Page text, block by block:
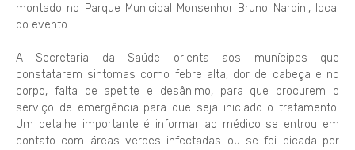
montado no Parque Municipal Monsenhor Bruno Nardini, local
do evento.
A Secretaria da Saúde orienta aos munícipes que
constatarem sintomas como febre alta, dor de cabeça e no
corpo, falta de apetite e desânimo, para que procurem o
serviço de emergência para que seja iniciado o tratamento.
Um detalhe importante é informar ao médico se entrou em
contato com áreas verdes infectadas ou se foi picada por